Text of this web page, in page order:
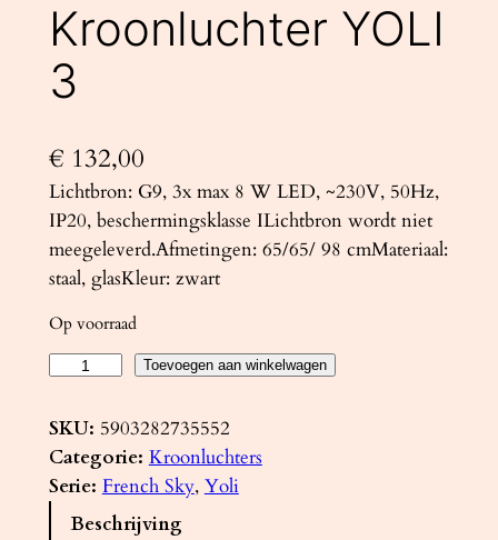
Kroonluchter YOLI
3
€ 132,00
Lichtbron: G9, 3x max 8 W LED, ~230V, 50Hz,
IP20, beschermingsklasse ILichtbron wordt niet
meegeleverd.Afmetingen: 65/65/ 98 cmMateriaal:
staal, glasKleur: zwart
Op voorraad
o
o
n
Toevoegen aan winkelwagen
SKU: 5903282735552
Categorie: Kroonluchters
Serie: French Sky, Yoli
Beschrijving